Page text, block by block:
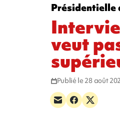
Présidentielle
veut
Publié le 28 août